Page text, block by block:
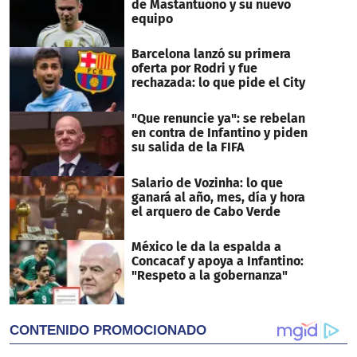
de Mastantuono y su nuevo
equipo
Barcelona lanzó su primera
oferta por Rodri y fue
rechazada: lo que pide el City
"Que renuncie ya": se rebelan
en contra de Infantino y piden
su salida de la FIFA
Salario de Vozinha: lo que
ganará al año, mes, día y hora
el arquero de Cabo Verde
México le da la espalda a
Concacaf y apoya a Infantino:
"Respeto a la gobernanza"